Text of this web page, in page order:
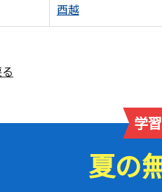
酉越
学
夏の